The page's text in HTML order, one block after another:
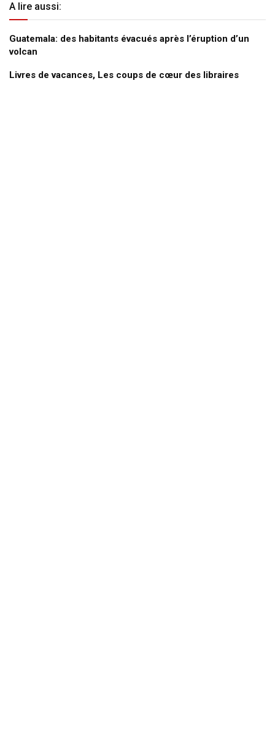
A lire aussi:
Guatemala: des habitants évacués après l’éruption d’un
volcan
Livres de vacances, Les coups de cœur des libraires